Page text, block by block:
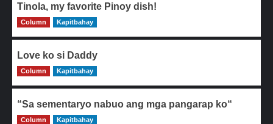
Tinola, my favorite Pinoy dish!
0
Column Kapitbahay
Love ko si Daddy
0
Column Kapitbahay
“Sa sementaryo nabuo ang mga pangarap ko“
0
Column Kapitbahay